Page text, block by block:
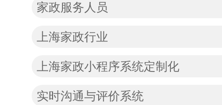
家政服务人员
上海家政行业
上海家政小程序系统定制化
实时沟通与评价系统